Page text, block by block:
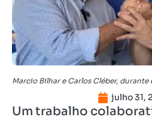
Marcio Bilhar e Carlos Cléber,
julho 31,
Um trabalho